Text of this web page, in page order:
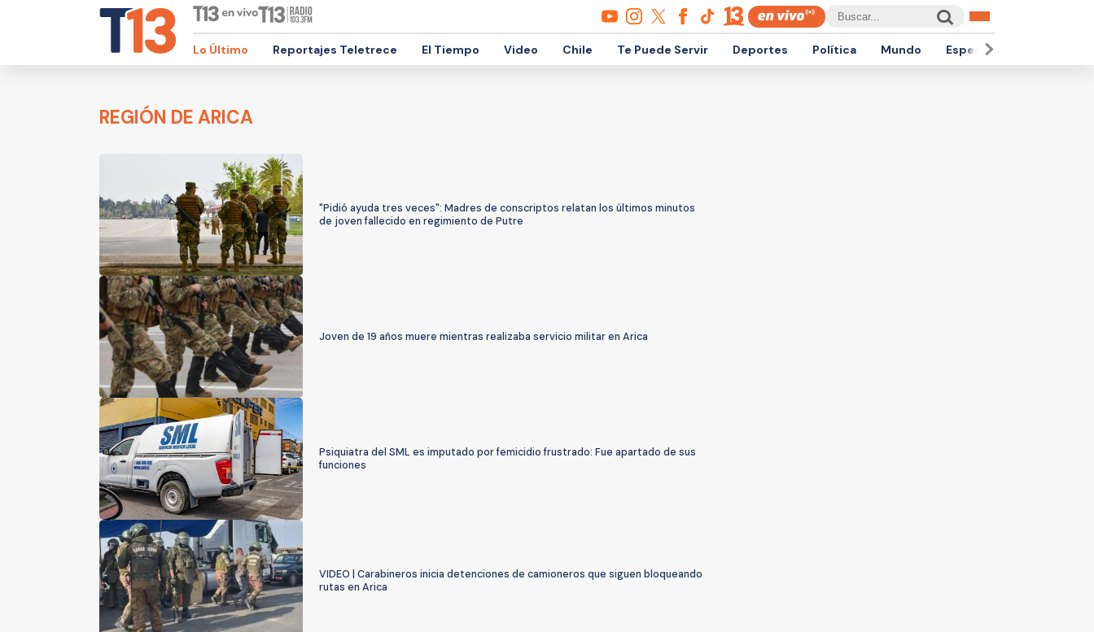
Lo Último Reportajes Teletrece El Tiempo Video Chile Te Puede Servir Deportes Política Mundo Espectáculos
REGIÓN DE ARICA
"Pidió ayuda tres veces": Madres de conscriptos relatan los últimos minutos
de joven fallecido en regimiento de Putre
Joven de 19 años muere mientras realizaba servicio militar en Arica
Psiquiatra del SML es imputado por femicidio frustrado: Fue apartado de sus
funciones
VIDEO | Carabineros inicia detenciones de camioneros que siguen bloqueando
rutas en Arica